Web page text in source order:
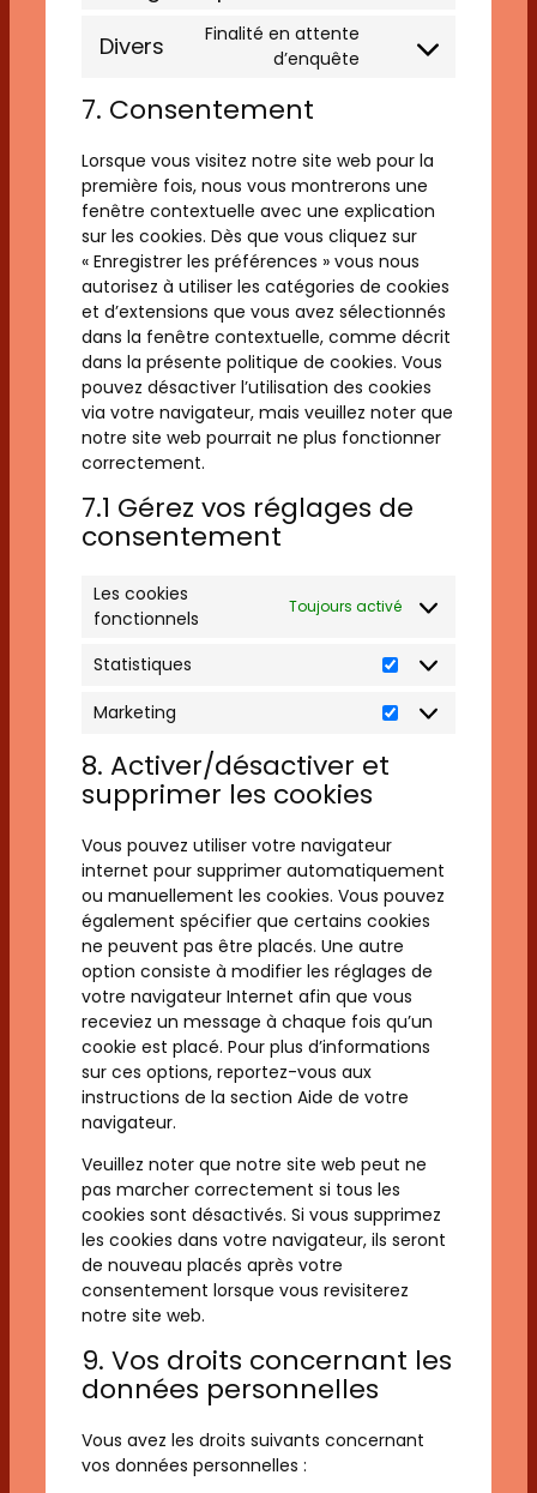
service
Divers
Finalité en attente
d’enquête
Consent
7. Consentement
Lorsque vous visitez notre site web pour la
première fois, nous vous montrerons une
fenêtre contextuelle avec une explication
sur les cookies. Dès que vous cliquez sur
« Enregistrer les préférences » vous nous
autorisez à utiliser les catégories de cookies
et d’extensions que vous avez sélectionnés
dans la fenêtre contextuelle, comme décrit
dans la présente politique de cookies. Vous
pouvez désactiver l’utilisation des cookies
via votre navigateur, mais veuillez noter que
notre site web pourrait ne plus fonctionner
correctement.
7.1 Gérez vos réglages de
consentement
Les cookies
fonctionnels
Toujours activé
Statistiques
Statistiques
Marketing
Marketing
8. Activer/désactiver et
supprimer les cookies
Vous pouvez utiliser votre navigateur
internet pour supprimer automatiquement
ou manuellement les cookies. Vous pouvez
également spécifier que certains cookies
ne peuvent pas être placés. Une autre
option consiste à modifier les réglages de
votre navigateur Internet afin que vous
receviez un message à chaque fois qu’un
cookie est placé. Pour plus d’informations
sur ces options, reportez-vous aux
instructions de la section Aide de votre
navigateur.
Veuillez noter que notre site web peut ne
pas marcher correctement si tous les
cookies sont désactivés. Si vous supprimez
les cookies dans votre navigateur, ils seront
de nouveau placés après votre
consentement lorsque vous revisiterez
notre site web.
9. Vos droits concernant les
données personnelles
Vous avez les droits suivants concernant
vos données personnelles :